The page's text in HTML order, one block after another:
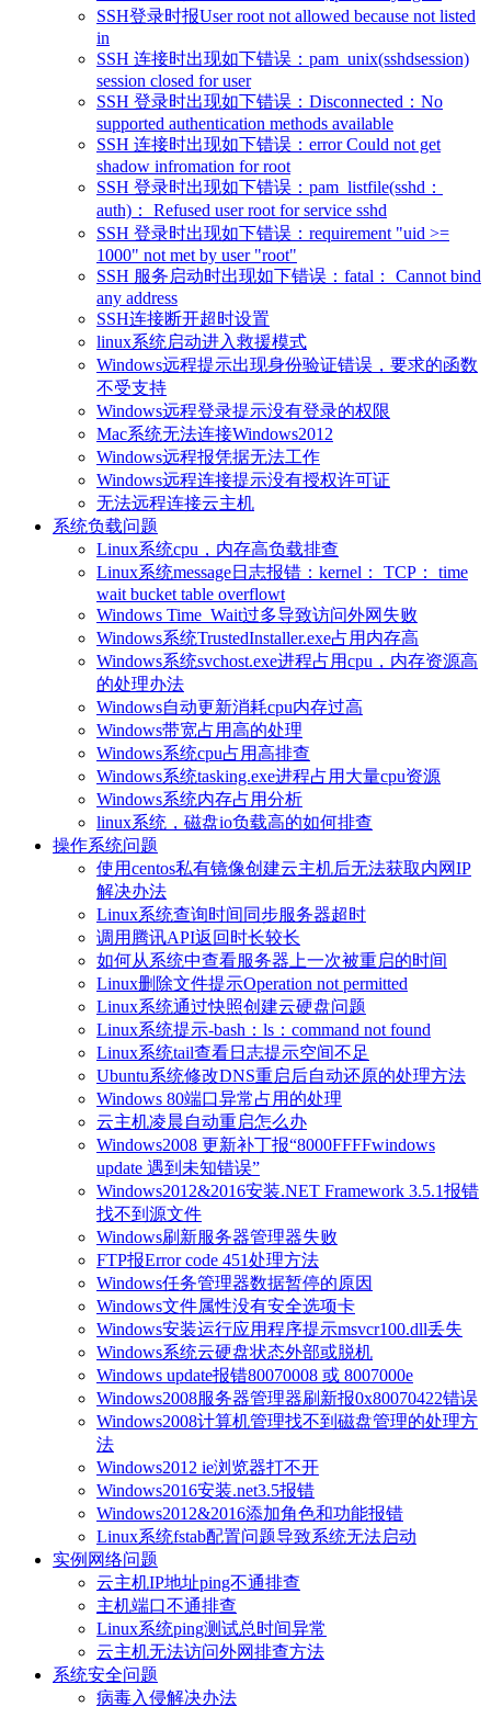
SSH登录时报User root not allowed because not listed
in
SSH 连接时出现如下错误：pam_unix(sshdsession)
session closed for user
SSH 登录时出现如下错误：Disconnected：No
supported authentication methods available
SSH 连接时出现如下错误：error Could not get
shadow infromation for root
SSH 登录时出现如下错误：pam_listfile(sshd：
auth)： Refused user root for service sshd
SSH 登录时出现如下错误：requirement "uid >=
1000" not met by user "root"
SSH 服务启动时出现如下错误：fatal： Cannot bind
any address
SSH连接断开超时设置
linux系统启动进入救援模式
Windows远程提示出现身份验证错误，要求的函数
不受支持
Windows远程登录提示没有登录的权限
Mac系统无法连接Windows2012
Windows远程报凭据无法工作
Windows远程连接提示没有授权许可证
无法远程连接云主机
系统负载问题
Linux系统cpu，内存高负载排查
Linux系统message日志报错：kernel： TCP： time
wait bucket table overflowt
Windows Time_Wait过多导致访问外网失败
Windows系统TrustedInstaller.exe占用内存高
Windows系统svchost.exe进程占用cpu，内存资源高
的处理办法
Windows自动更新消耗cpu内存过高
Windows带宽占用高的处理
Windows系统cpu占用高排查
Windows系统tasking.exe进程占用大量cpu资源
Windows系统内存占用分析
linux系统，磁盘io负载高的如何排查
操作系统问题
使用centos私有镜像创建云主机后无法获取内网IP
解决办法
Linux系统查询时间同步服务器超时
调用腾讯API返回时长较长
如何从系统中查看服务器上一次被重启的时间
Linux删除文件提示Operation not permitted
Linux系统通过快照创建云硬盘问题
Linux系统提示-bash：ls：command not found
Linux系统tail查看日志提示空间不足
Ubuntu系统修改DNS重启后自动还原的处理方法
Windows 80端口异常占用的处理
云主机凌晨自动重启怎么办
Windows2008 更新补丁报“8000FFFFwindows
update 遇到未知错误”
Windows2012&2016安装.NET Framework 3.5.1报错
找不到源文件
Windows刷新服务器管理器失败
FTP报Error code 451处理方法
Windows任务管理器数据暂停的原因
Windows文件属性没有安全选项卡
Windows安装运行应用程序提示msvcr100.dll丢失
Windows系统云硬盘状态外部或脱机
Windows update报错80070008 或 8007000e
Windows2008服务器管理器刷新报0x80070422错误
Windows2008计算机管理找不到磁盘管理的处理方
法
Windows2012 ie浏览器打不开
Windows2016安装.net3.5报错
Windows2012&2016添加角色和功能报错
Linux系统fstab配置问题导致系统无法启动
实例网络问题
云主机IP地址ping不通排查
主机端口不通排查
Linux系统ping测试总时间异常
云主机无法访问外网排查方法
系统安全问题
病毒入侵解决办法